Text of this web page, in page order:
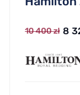
10 400 zł 8